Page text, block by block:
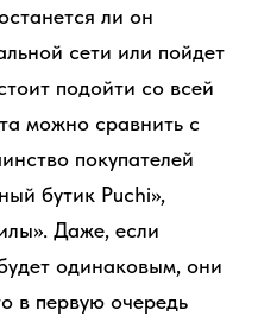
ли он
сети или пойдет
подойти со всей
можно сравнить с
покупателей
бутик Puchi»,
Даже, если
одинаковым, они
в первую очередь